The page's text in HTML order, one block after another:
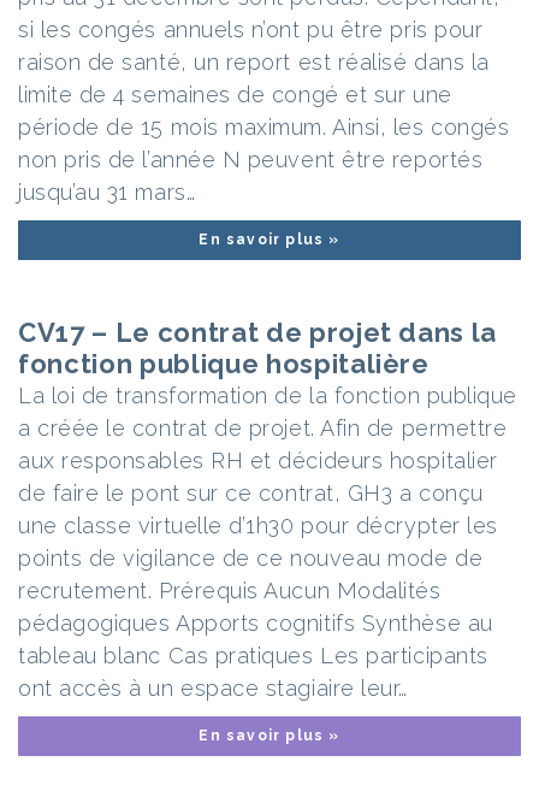
si les congés annuels n’ont pu être pris pour
raison de santé, un report est réalisé dans la
limite de 4 semaines de congé et sur une
période de 15 mois maximum. Ainsi, les congés
non pris de l’année N peuvent être reportés
jusqu’au 31 mars…
En savoir plus »
CV17 – Le contrat de projet dans la
fonction publique hospitalière
La loi de transformation de la fonction publique
a créée le contrat de projet. Afin de permettre
aux responsables RH et décideurs hospitalier
de faire le pont sur ce contrat, GH3 a conçu
une classe virtuelle d’1h30 pour décrypter les
points de vigilance de ce nouveau mode de
recrutement. Prérequis Aucun Modalités
pédagogiques Apports cognitifs Synthèse au
tableau blanc Cas pratiques Les participants
ont accès à un espace stagiaire leur…
En savoir plus »